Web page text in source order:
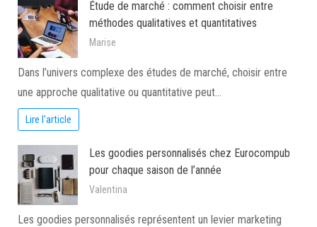
Étude de marché : comment choisir entre
méthodes qualitatives et quantitatives
Marise
Dans l’univers complexe des études de marché, choisir entre
une approche qualitative ou quantitative peut…
Lire l'article
Les goodies personnalisés chez Eurocompub
pour chaque saison de l’année
Valentina
Les goodies personnalisés représentent un levier marketing